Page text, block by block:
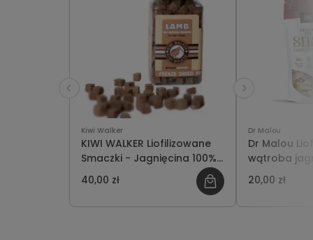
Kiwi Walker
KIWI WALKER Liofilizowane
Smaczki - Jagnięcina 100%
90g
40,00 zł
Dr Malou
Dr Malou
wątroba
przysmak
20,00 zł